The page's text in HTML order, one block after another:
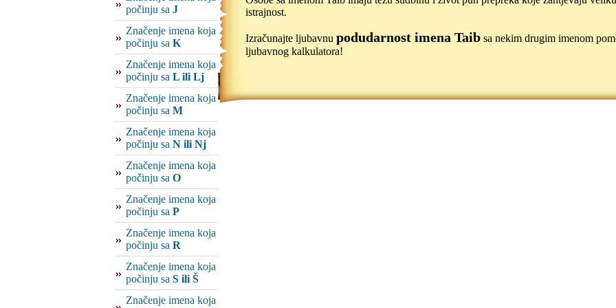
počinju sa J
Značenje imena koja
počinju sa K
Značenje imena koja
počinju sa L ili Lj
Značenje imena koja
počinju sa M
Značenje imena koja
počinju sa N ili Nj
Značenje imena koja
počinju sa O
Značenje imena koja
počinju sa P
Značenje imena koja
počinju sa R
Značenje imena koja
počinju sa S ili Š
Značenje imena koja
istrajnost.
Izračunajte ljubavnu podudarnost imena Taib sa nekim drugim imenom
ljubavnog kalkulatora!